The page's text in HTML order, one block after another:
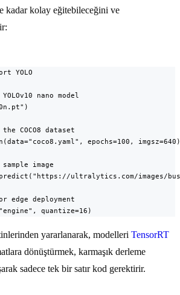
kolay eğitebileceğini ve
YOLO
nano model
COCO8 dataset
epochs=100, imgsz=640)
image
ultralytics.com/images/
edge deployment
quantize=16)
yararlanarak, modelleri TensorRT
dönüştürmek, karmaşık derleme
sadece tek bir satır kod gerektirir.